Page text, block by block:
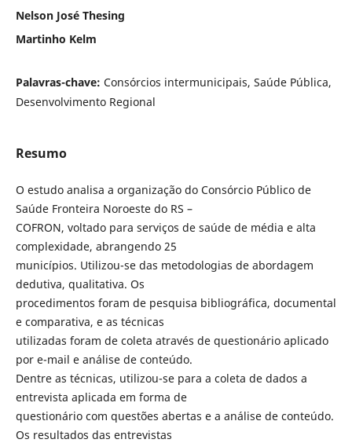
Nelson José Thesing
Martinho Kelm
Palavras-chave: Consórcios intermunicipais, Saúde Pública,
Desenvolvimento Regional
Resumo
O estudo analisa a organização do Consórcio Público de
Saúde Fronteira Noroeste do RS –
COFRON, voltado para serviços de saúde de média e alta
complexidade, abrangendo 25
municípios. Utilizou-se das metodologias de abordagem
dedutiva, qualitativa. Os
procedimentos foram de pesquisa bibliográfica, documental
e comparativa, e as técnicas
utilizadas foram de coleta através de questionário aplicado
por e-mail e análise de conteúdo.
Dentre as técnicas, utilizou-se para a coleta de dados a
entrevista aplicada em forma de
questionário com questões abertas e a análise de conteúdo.
Os resultados das entrevistas